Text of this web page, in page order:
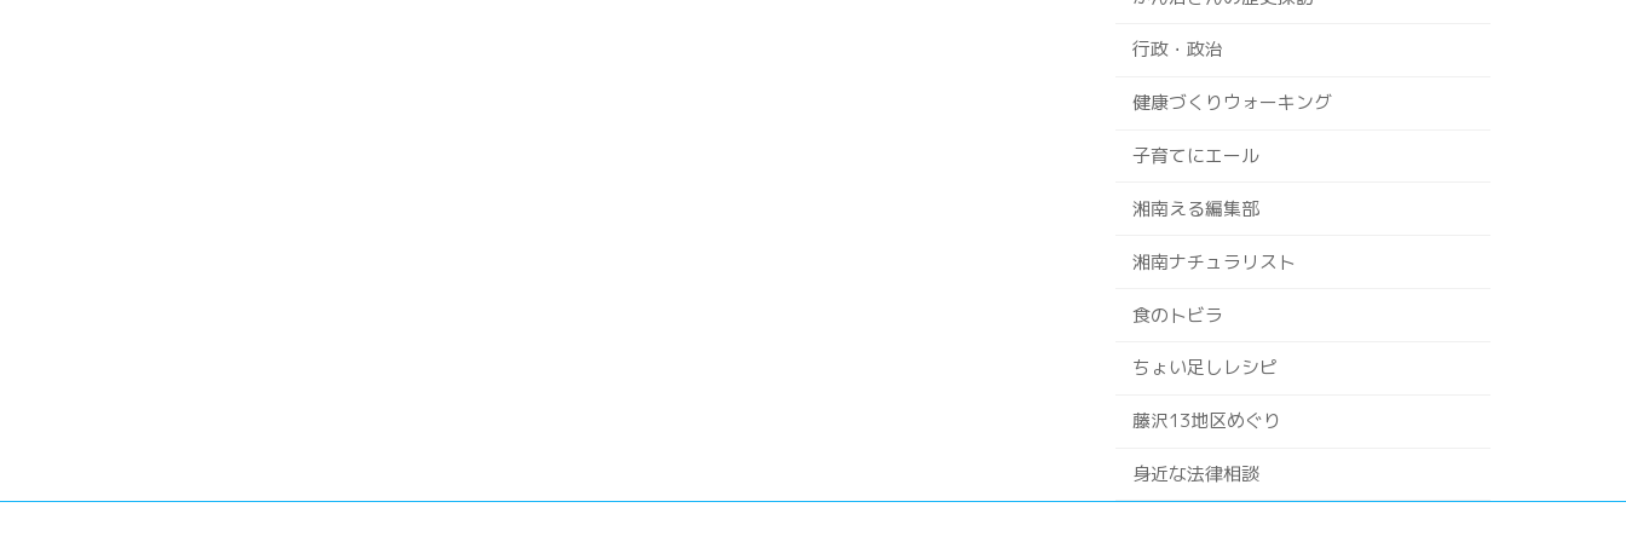
行政・政治
健康づくりウォーキング
子育てにエール
湘南える編集部
湘南ナチュラリスト
食のトビラ
ちょい足しレシピ
藤沢13地区めぐり
身近な法律相談